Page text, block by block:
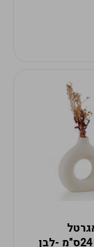
8-אגרטל
אפרודיטה 24ס"מ -לבן